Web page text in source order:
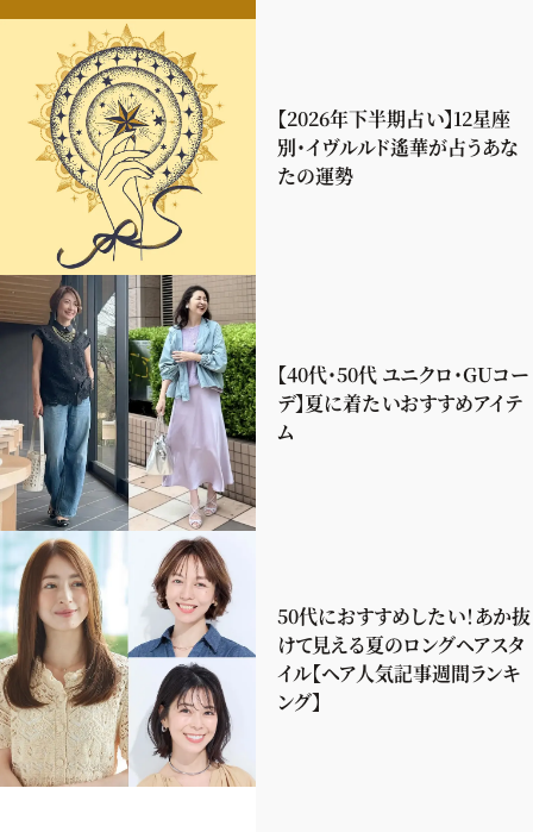
【2026年下半期占い】12星座
別・イヴルルド遙華が占うあな
たの運勢
【40代・50代 ユニクロ・GUコー
デ】夏に着たいおすすめアイテ
ム
50代におすすめしたい！あか抜
けて見える夏のロングヘアスタ
イル【ヘア人気記事週間ランキ
ング】